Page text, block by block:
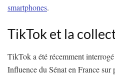
smartphones.
TikTok et la
TikTok a été récemment
Influence du Sénat en France sur